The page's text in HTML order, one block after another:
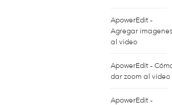
ApowerEdit -
Agregar imagenes
al video
ApowerEdit -
dar zoom al video
ApowerEdit -